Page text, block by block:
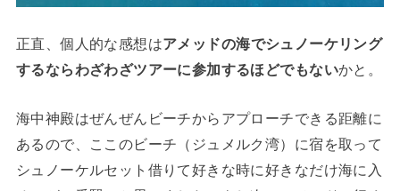
正直、個人的な感想はアメッドの海でシュノーケリング
するならわざわざツアーに参加するほどでもないかと。
海中神殿はぜんぜんビーチからアプローチできる距離に
あるので、ここのビーチ（ジュメルク湾）に宿を取って
シュノーケルセット借りて好きな時に好きなだけ海に入